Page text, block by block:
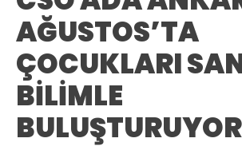
AĞUSTOS’TA
ÇOCUKLARI
BİLİMLE
BULUŞTURUYOR